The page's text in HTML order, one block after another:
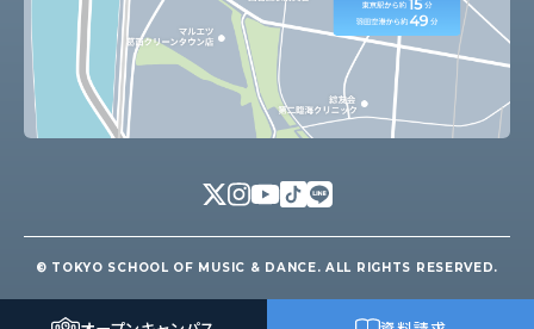
© TOKYO SCHOOL OF MUSIC & DANCE. ALL RIGHTS RESERVED.